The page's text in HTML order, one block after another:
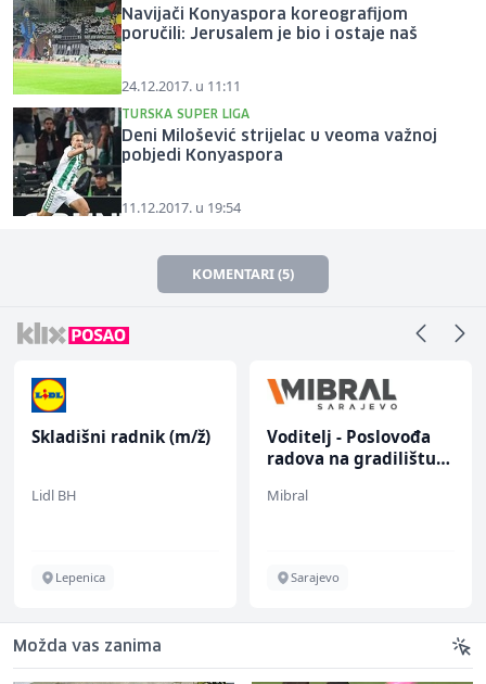
Navijači Konyaspora koreografijom
poručili: Jerusalem je bio i ostaje naš
24.12.2017. u 11:11
TURSKA SUPER LIGA
Deni Milošević strijelac u veoma važnoj
pobjedi Konyaspora
11.12.2017. u 19:54
KOMENTARI (5)
Skladišni radnik (m/ž)
Lidl BH
Lepenica
Voditelj - Poslovođa
radova na gradilištu
Mibral
Sarajevo
Možda vas zanima